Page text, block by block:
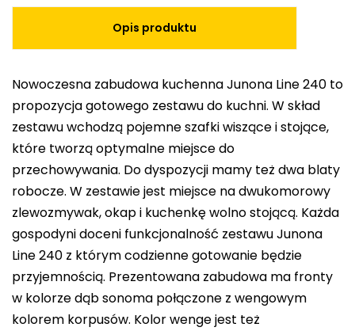
Opis produktu
Nowoczesna zabudowa kuchenna Junona Line 240 to
propozycja gotowego zestawu do kuchni. W skład
zestawu wchodzą pojemne szafki wiszące i stojące,
które tworzą optymalne miejsce do
przechowywania. Do dyspozycji mamy też dwa blaty
robocze. W zestawie jest miejsce na dwukomorowy
zlewozmywak, okap i kuchenkę wolno stojącą. Każda
gospodyni doceni funkcjonalność zestawu Junona
Line 240 z którym codzienne gotowanie będzie
przyjemnością. Prezentowana zabudowa ma fronty
w kolorze dąb sonoma połączone z wengowym
kolorem korpusów. Kolor wenge jest też